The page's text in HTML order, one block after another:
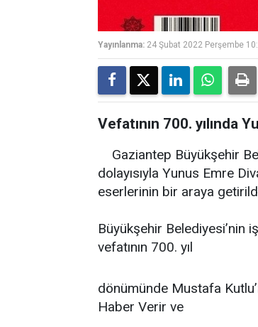
Yayınlanma: 24 Şubat 2022 Perşembe
Vefatının 700. yılında
Gaziantep Büyükşehir
dolayısıyla Yunus Emre
eserlerinin bir araya
Büyükşehir Belediyesi’nin
vefatının 700. yıl
dönümünde Mustafa
Haber Verir ve